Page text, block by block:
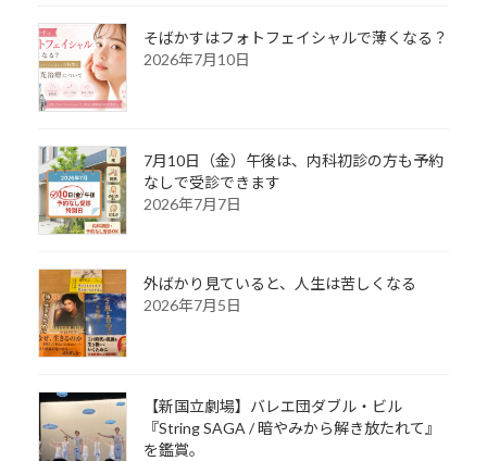
そばかすはフォトフェイシャルで薄くなる？
2026年7月10日
7月10日（金）午後は、内科初診の方も予約
なしで受診できます
2026年7月7日
外ばかり見ていると、人生は苦しくなる
2026年7月5日
【新国立劇場】バレエ団ダブル・ビル
『String SAGA / 暗やみから解き放たれて』
を鑑賞。